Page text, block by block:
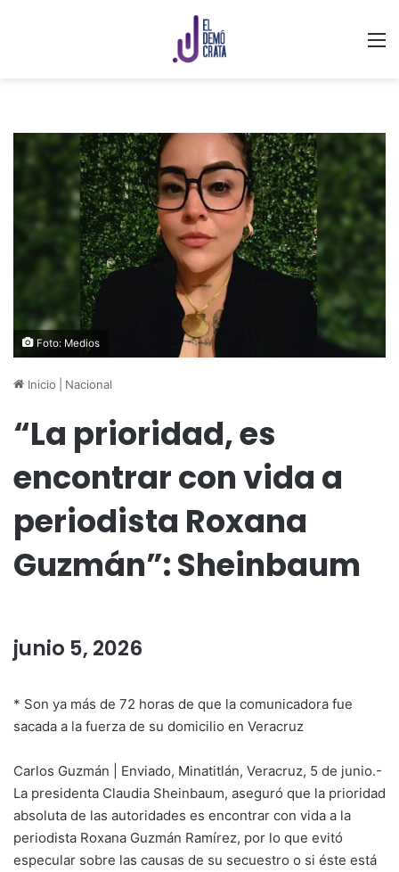
Foto: Medios
Inicio Nacional
“La prioridad, es
encontrar con vida a
periodista Roxana
Guzmán”: Sheinbaum
junio 5, 2026
* Son ya más de 72 horas de que la comunicadora fue
sacada a la fuerza de su domicilio en Veracruz
Carlos Guzmán | Enviado, Minatitlán, Veracruz, 5 de junio.-
La presidenta Claudia Sheinbaum, aseguró que la prioridad
absoluta de las autoridades es encontrar con vida a la
periodista Roxana Guzmán Ramírez, por lo que evitó
especular sobre las causas de su secuestro o si éste está